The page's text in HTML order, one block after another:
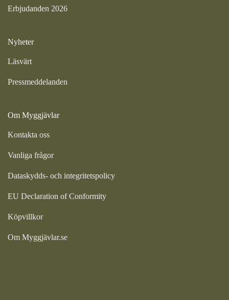
Erbjudanden 2026
Nyheter
Läsvärt
Pressmeddelanden
Om Myggjävlar
Kontakta oss
Vanliga frågor
Dataskydds- och integritetspolicy
EU Declaration of Conformity
Köpvillkor
Om Myggjävlar.se